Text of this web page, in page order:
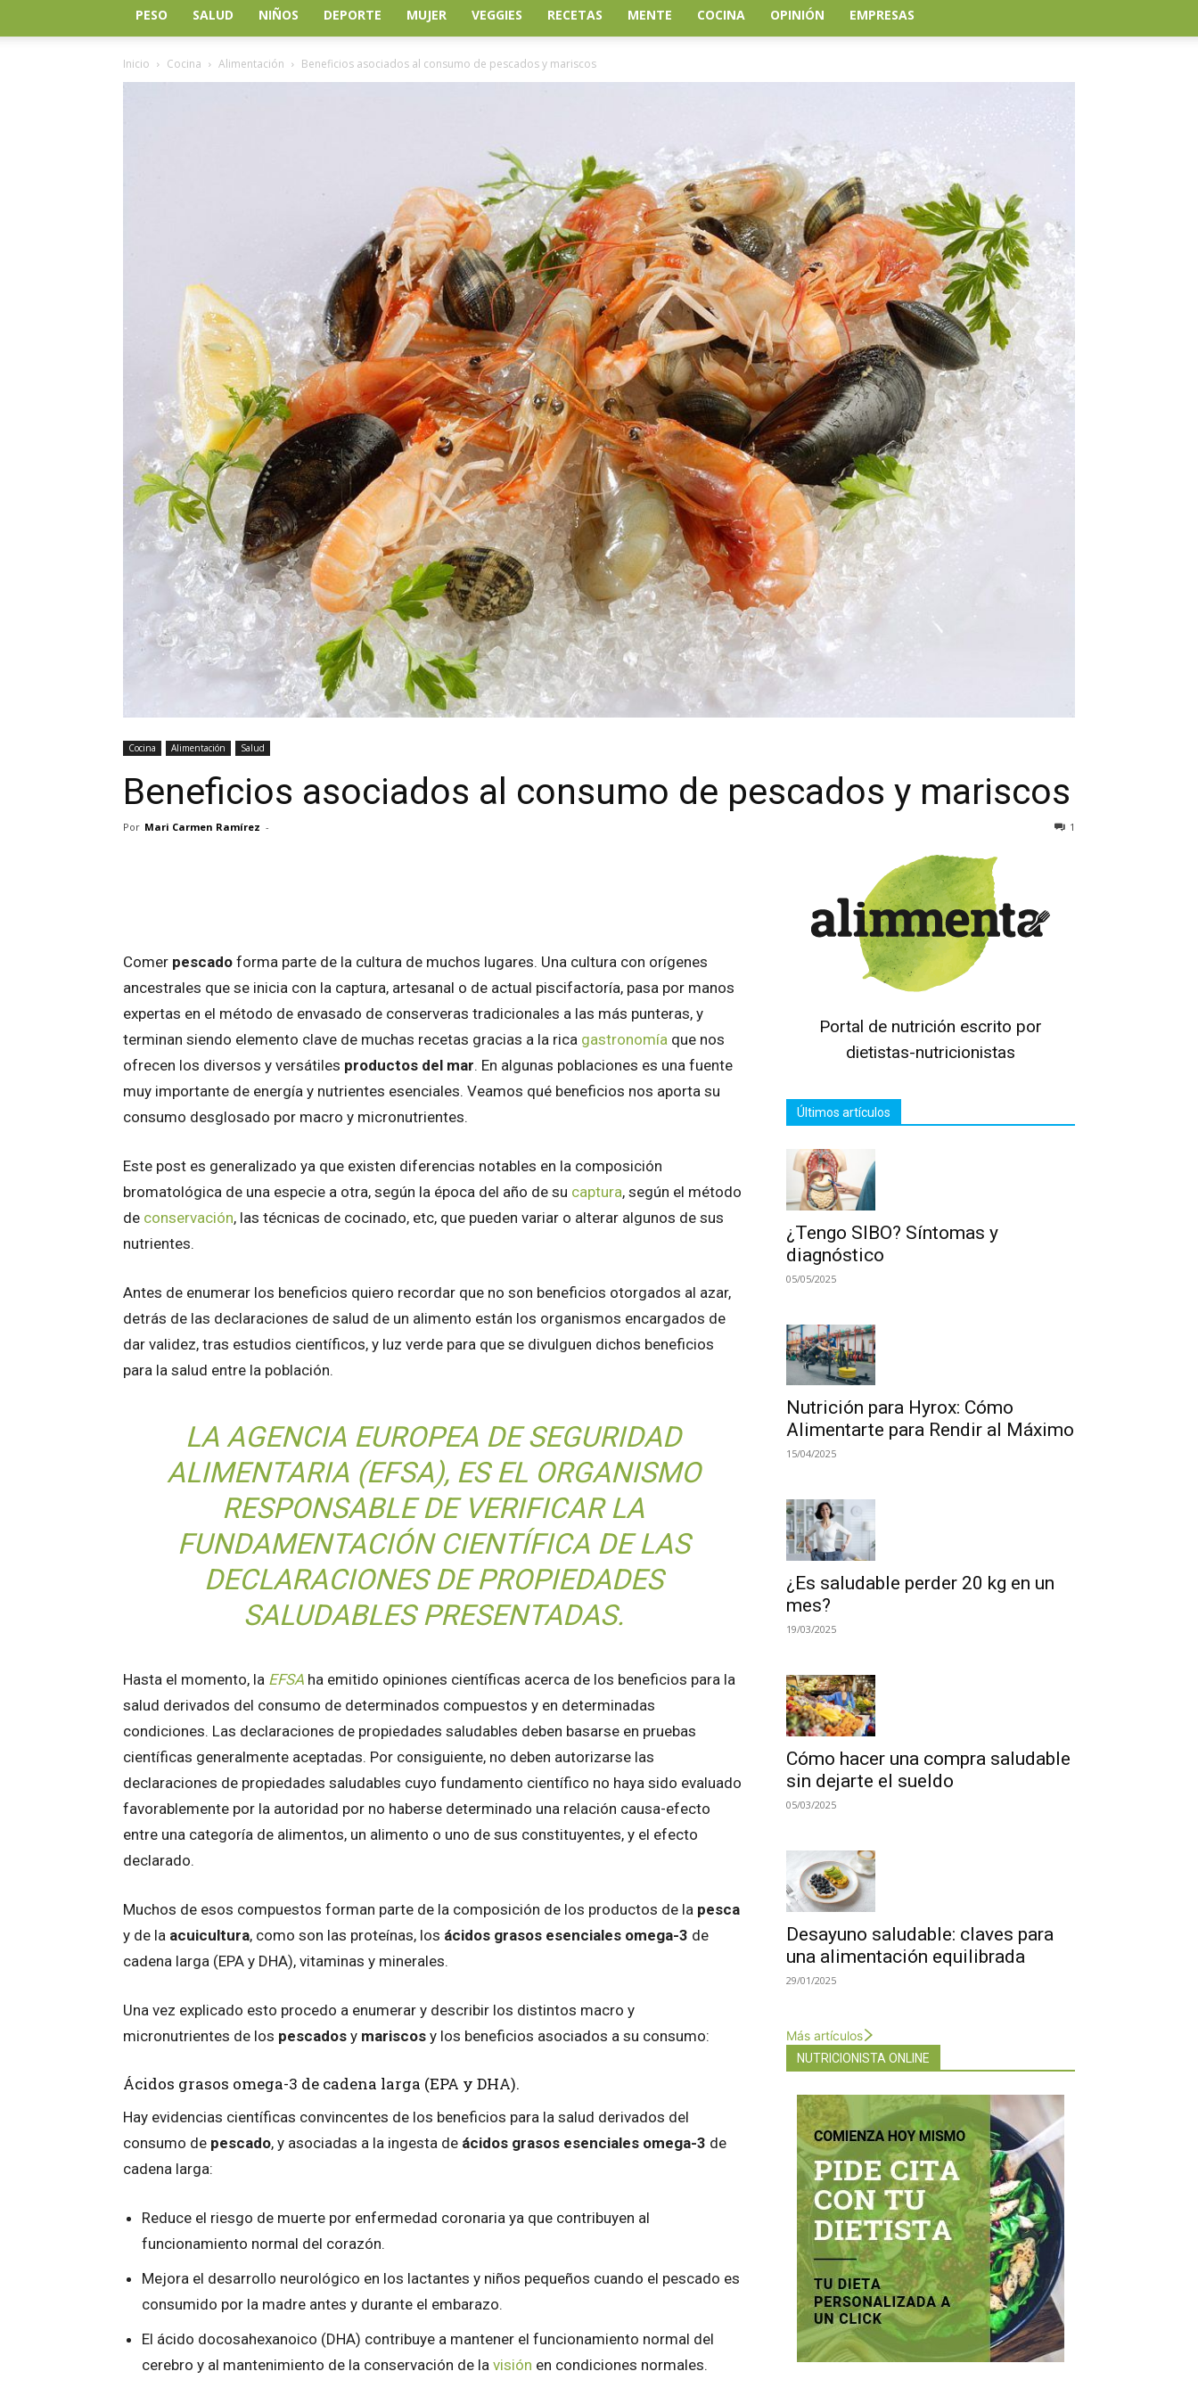
PESO SALUD NIÑOS DEPORTE MUJER VEGGIES RECETAS MENTE COCINA OPINIÓN EMPRESAS
Inicio Cocina Alimentación Beneficios asociados al consumo de pescados y mariscos
Cocina Alimentación Salud
Beneficios asociados al consumo de pescados y mariscos
Por Mari Carmen Ramírez - 1
Comer pescado forma parte de la cultura de muchos lugares. Una cultura con orígenes
ancestrales que se inicia con la captura, artesanal o de actual piscifactoría, pasa por manos
expertas en el método de envasado de conserveras tradicionales a las más punteras, y
terminan siendo elemento clave de muchas recetas gracias a la rica gastronomía que nos
ofrecen los diversos y versátiles productos del mar. En algunas poblaciones es una fuente
muy importante de energía y nutrientes esenciales. Veamos qué beneficios nos aporta su
consumo desglosado por macro y micronutrientes.
Este post es generalizado ya que existen diferencias notables en la composición
bromatológica de una especie a otra, según la época del año de su captura, según el método
de conservación, las técnicas de cocinado, etc, que pueden variar o alterar algunos de sus
nutrientes.
Antes de enumerar los beneficios quiero recordar que no son beneficios otorgados al azar,
detrás de las declaraciones de salud de un alimento están los organismos encargados de
dar validez, tras estudios científicos, y luz verde para que se divulguen dichos beneficios
para la salud entre la población.
LA AGENCIA EUROPEA DE SEGURIDAD
ALIMENTARIA (EFSA), ES EL ORGANISMO
RESPONSABLE DE VERIFICAR LA
FUNDAMENTACIÓN CIENTÍFICA DE LAS
DECLARACIONES DE PROPIEDADES
SALUDABLES PRESENTADAS.
Hasta el momento, la EFSA ha emitido opiniones científicas acerca de los beneficios para la
salud derivados del consumo de determinados compuestos y en determinadas
condiciones. Las declaraciones de propiedades saludables deben basarse en pruebas
científicas generalmente aceptadas. Por consiguiente, no deben autorizarse las
declaraciones de propiedades saludables cuyo fundamento científico no haya sido evaluado
favorablemente por la autoridad por no haberse determinado una relación causa-efecto
entre una categoría de alimentos, un alimento o uno de sus constituyentes, y el efecto
declarado.
Muchos de esos compuestos forman parte de la composición de los productos de la pesca
y de la acuicultura, como son las proteínas, los ácidos grasos esenciales omega-3 de
cadena larga (EPA y DHA), vitaminas y minerales.
Una vez explicado esto procedo a enumerar y describir los distintos macro y
micronutrientes de los pescados y mariscos y los beneficios asociados a su consumo:
Ácidos grasos omega-3 de cadena larga (EPA y DHA).
Hay evidencias científicas convincentes de los beneficios para la salud derivados del
consumo de pescado, y asociadas a la ingesta de ácidos grasos esenciales omega-3 de
cadena larga:
Reduce el riesgo de muerte por enfermedad coronaria ya que contribuyen al
funcionamiento normal del corazón.
Mejora el desarrollo neurológico en los lactantes y niños pequeños cuando el pescado es
consumido por la madre antes y durante el embarazo.
El ácido docosahexanoico (DHA) contribuye a mantener el funcionamiento normal del
cerebro y al mantenimiento de la conservación de la visión en condiciones normales.
Portal de nutrición escrito por
dietistas-nutricionistas
Últimos artículos
¿Tengo SIBO? Síntomas y
diagnóstico
05/05/2025
Nutrición para Hyrox: Cómo
Alimentarte para Rendir al Máximo
15/04/2025
¿Es saludable perder 20 kg en un
mes?
19/03/2025
Cómo hacer una compra saludable
sin dejarte el sueldo
05/03/2025
Desayuno saludable: claves para
una alimentación equilibrada
29/01/2025
Más artículos
NUTRICIONISTA ONLINE